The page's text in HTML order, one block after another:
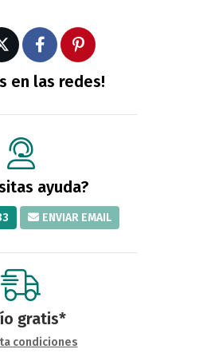
en las redes!
ayuda?
ENVIAR EMAIL
gratis*
condiciones